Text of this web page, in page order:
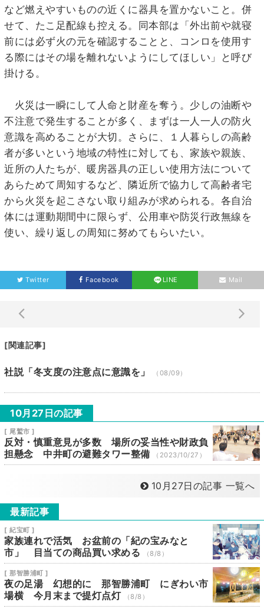
など燃えやすいものの近くに器具を置かないこと。併
せて、たこ足配線も控える。同本部は「外出前や就寝
前には必ず火の元を確認することと、コンロを使用す
る際にはその場を離れないようにしてほしい」と呼び
掛ける。
火災は一瞬にして人命と財産を奪う。少しの油断や
不注意で発生することが多く、まずは一人一人の防火
意識を高めることが大切。さらに、１人暮らしの高齢
者が多いという地域の特性に対しても、家族や親族、
近所の人たちが、暖房器具の正しい使用方法について
あらためて周知するなど、隣近所で協力して高齢者宅
から火災を起こさない取り組みが求められる。各自治
体には運動期間中に限らず、公用車や防災行政無線を
使い、繰り返しの周知に努めてもらいたい。
Twitter Facebook LINE Mail
[関連記事]
社説「冬支度の注意点に意識を」 （08/09）
10月27日の記事
[ 尾鷲市 ]
反対・慎重意見が多数 場所の妥当性や財政負
担懸念 中井町の避難タワー整備
（2023/10/27）
10月27日の記事 一覧へ
最新記事
[ 紀宝町 ]
家族連れで活気 お盆前の「紀の宝みなと
市」 目当ての商品買い求める
（8/8）
[ 那智勝浦町 ]
夜の足湯 幻想的に 那智勝浦町 にぎわい市
場横 今月末まで提灯点灯
（8/8）